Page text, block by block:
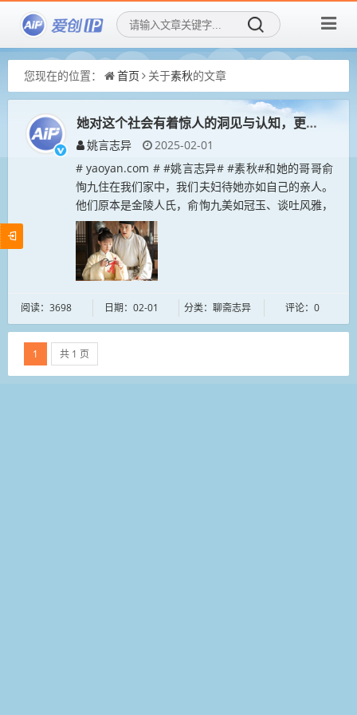
您现在的位置： 首页 关于素秋的文章
她对这个社会有着惊人的洞见与认知，更有隐退
姚言志异
2025-02-01
# yaoyan.com # #姚言志异# #素秋#和她的哥哥俞
恂九住在我们家中，我们夫妇待她亦如自己的亲人。
他们原本是金陵人氏，俞恂九美如冠玉、谈吐风雅，
素秋肌肤晶莹、美丽动人。俞恂九因为考试落弟猝然
过世，后来我为...
阅读：3698 日期：02-01 分类：聊斋志异 评论：0
1 共 1 页